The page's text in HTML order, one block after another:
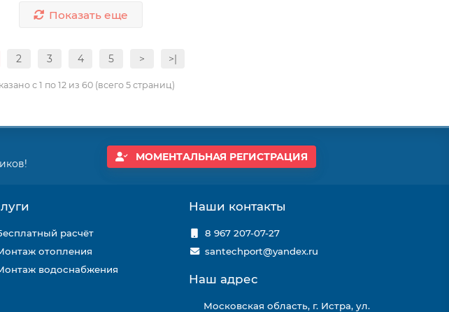
Показать еще
2 3 4 5 > >|
с 1 по 12 из 60 (всего 5 страниц)
МОМЕНТАЛЬНАЯ РЕГИСТРАЦИЯ
расчёт
отопления
водоснабжения
Наши контакты
8 967 207-07-27
santechport@yandex.ru
Наш адрес
Московская область, г. Истра, ул.